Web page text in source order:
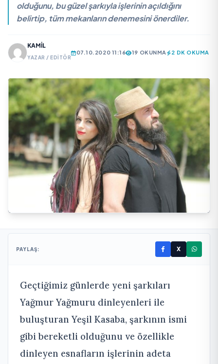
olduğunu, bu güzel şarkıyla işlerinin açıldığını
belirtip, tüm mekanların denemesini önerdiler.
KAMIL
YAZAR / EDITÖR
07.10.2020 11:16 19 OKUNMA 2 DK OKUMA
PAYLAŞ: X
Geçtiğimiz günlerde yeni şarkıları
Yağmur Yağmuru dinleyenleri ile
buluşturan Yeşil Kasaba, şarkının ismi
gibi bereketli olduğunu ve özellikle
dinleyen esnafların işlerinin adeta